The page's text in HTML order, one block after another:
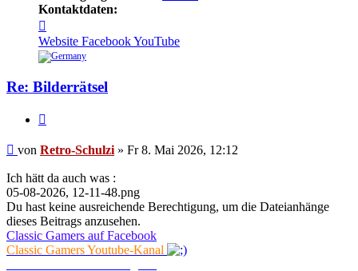
Kontaktdaten:
von
Retro-
Schulzi
Website FacebookYouTube
Re: Bilderrätsel
Beitrag
von Retro-Schulzi » Fr 8. Mai 2026, 12:12
Ich hätt da auch was :
05-08-2026, 12-11-48.png
Du hast keine ausreichende Berechtigung, um die Dateianhänge
dieses Beitrags anzusehen.
Classic Gamers auf Facebook
Classic Gamers Youtube-Kanal